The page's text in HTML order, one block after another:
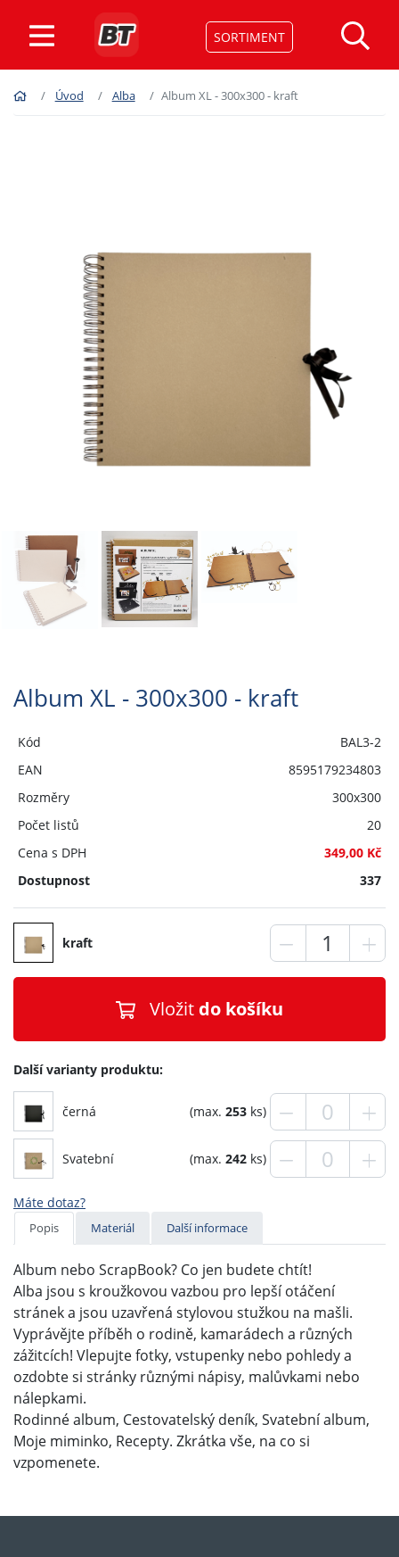
SORTIMENT
Úvod Alba Album XL - 300x300 - kraft
Album XL - 300x300 - kraft
Kód
BAL3-2
EAN
8595179234803
Rozměry
300x300
Počet listů
20
Cena s DPH
349,00 Kč
Dostupnost
337
kraft
Vložit do košíku
Další varianty produktu:
černá (max. 253 ks)
Svatební (max. 242 ks)
Máte dotaz?
Popis Materiál Další informace
Album nebo ScrapBook? Co jen budete chtít!
Alba jsou s kroužkovou vazbou pro lepší otáčení
stránek a jsou uzavřená stylovou stužkou na mašli.
Vyprávějte příběh o rodině, kamarádech a různých
zážitcích! Vlepujte fotky, vstupenky nebo pohledy a
ozdobte si stránky různými nápisy, malůvkami nebo
nálepkami.
Rodinné album, Cestovatelský deník, Svatební album,
Moje miminko, Recepty. Zkrátka vše, na co si
vzpomenete.